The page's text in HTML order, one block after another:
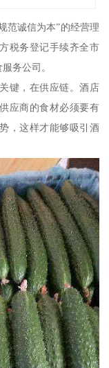
范诚信为本”的经营理
税务登记手续齐全市
务公司。
键，在供应链。酒店
应商的食材必须要有
，这样才能够吸引酒